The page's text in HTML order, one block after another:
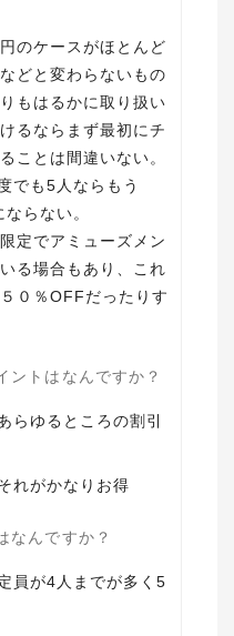
のケースがほとんど
どと変わらないもの
もはるかに取り扱い
るならまず最初にチ
ことは間違いない。
でも5人ならもう
らない。
定でアミューズメン
る場合もあり、これ
０％OFFだったりす
ントはなんですか？
らゆるところの割引
れがかなりお得
なんですか？
員が4人までが多く5